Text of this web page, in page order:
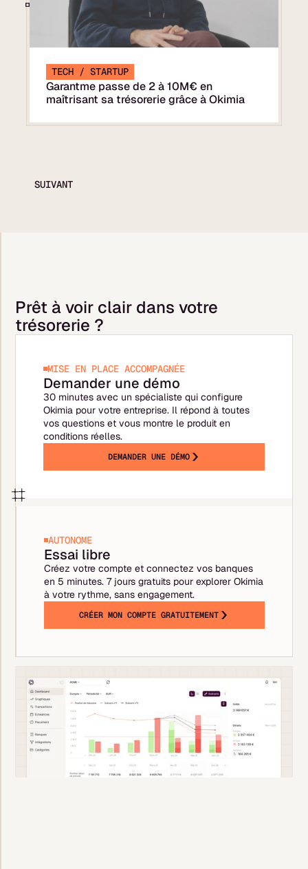
TECH / STARTUP
Garantme passe de 2 à 10M€ en
maîtrisant sa trésorerie grâce à Okimia
SUIVANT
Prêt à voir clair dans votre
trésorerie ?
MISE EN PLACE ACCOMPAGNÉE
Demander une démo
30 minutes avec un spécialiste qui configure
Okimia pour votre entreprise. Il répond à toutes
vos questions et vous montre le produit en
conditions réelles.
DEMANDER UNE DÉMO
AUTONOME
Essai libre
Créez votre compte et connectez vos banques
en 5 minutes. 7 jours gratuits pour explorer Okimia
à votre rythme, sans engagement.
CRÉER MON COMPTE GRATUITEMENT